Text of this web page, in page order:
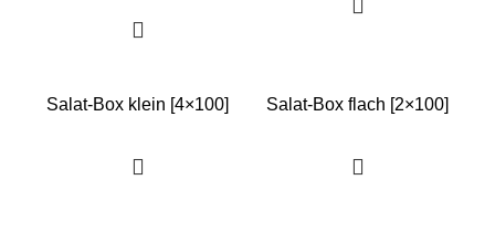
Salat-Box klein [4×100] Salat-Box flach [2×100]